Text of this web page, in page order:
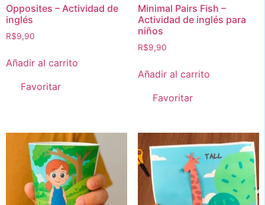
Opposites – Actividad de
inglés
R$9,90
Añadir al carrito
Favoritar
Minimal Pairs Fish –
Actividad de inglés para
niños
R$9,90
Añadir al carrito
Favoritar